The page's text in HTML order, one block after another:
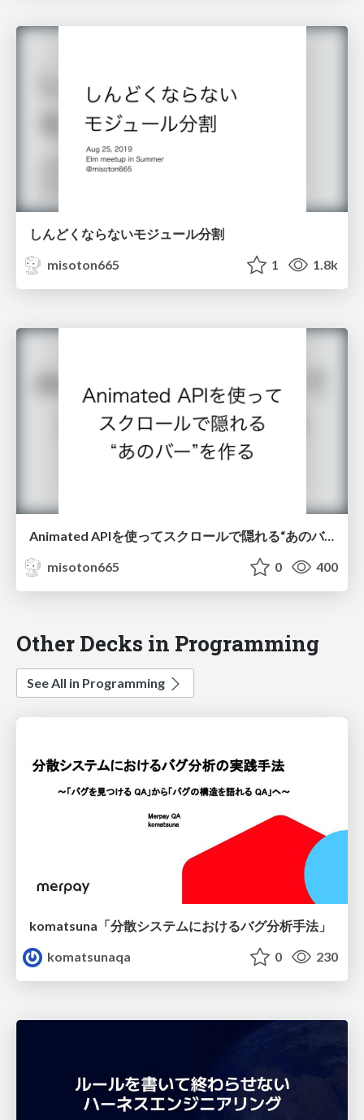
しんどくならないモジュール分割
misoton665
1 1.8k
Animated APIを使ってスクロールで隠れる“あのバー”を作る
misoton665
0 400
Other Decks in Programming
See All in Programming
komatsuna「分散システムにおけるバグ分析手法」
komatsunaqa
0 230